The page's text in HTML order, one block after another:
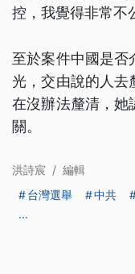
控，我覺得非常不
至於案件中國是否
光，交由說的人去
在沒辦法釐清，她
關。
洪詩宸 / 編輯
台灣選舉
中共
...